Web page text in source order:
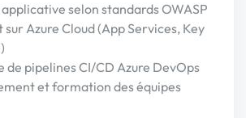
applicative selon standards OWASP
sur Azure Cloud (App Services, Key
de pipelines CI/CD Azure DevOps
et formation des équipes